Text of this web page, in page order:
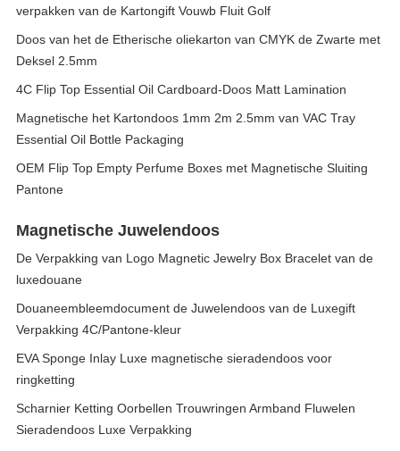
verpakken van de Kartongift Vouwb Fluit Golf
Doos van het de Etherische oliekarton van CMYK de Zwarte met
Deksel 2.5mm
4C Flip Top Essential Oil Cardboard-Doos Matt Lamination
Magnetische het Kartondoos 1mm 2m 2.5mm van VAC Tray
Essential Oil Bottle Packaging
OEM Flip Top Empty Perfume Boxes met Magnetische Sluiting
Pantone
Magnetische Juwelendoos
De Verpakking van Logo Magnetic Jewelry Box Bracelet van de
luxedouane
Douaneembleemdocument de Juwelendoos van de Luxegift
Verpakking 4C/Pantone-kleur
EVA Sponge Inlay Luxe magnetische sieradendoos voor
ringketting
Scharnier Ketting Oorbellen Trouwringen Armband Fluwelen
Sieradendoos Luxe Verpakking